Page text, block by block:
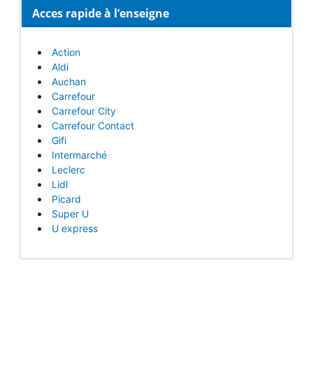
Acces rapide à l’enseigne
Action
Aldi
Auchan
Carrefour
Carrefour City
Carrefour Contact
Gifi
Intermarché
Leclerc
Lidl
Picard
Super U
U express